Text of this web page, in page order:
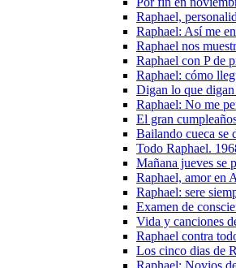
Raphael,
Raphael: Así me
Raphael nos
Raphael con P de
Raphael: cómo
Digan lo que
Raphael: No me
El gran
Bailando cueca se
Todo Raphael.
Mañana jueves se
Raphael, amor en
Raphael: sere
Examen de
Vida y canciones
Raphael contra
Los cinco dias de
Raphael: Novios